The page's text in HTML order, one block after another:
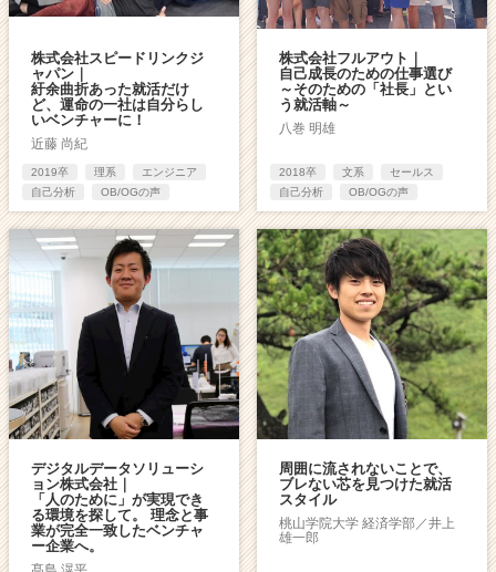
株式会社スピードリンクジ
ャパン｜
紆余曲折あった就活だけ
ど、運命の一社は自分らし
いベンチャーに！
近藤 尚紀
2019卒 理系
エンジニア
自己分析
OB/OGの声
株式会社フルアウト｜
自己成長のための仕事選び
～そのための「社長」とい
う就活軸～
八巻 明雄
2018卒 文系
セールス
自己分析
OB/OGの声
デジタルデータソリューシ
ョン株式会社｜
「人のために」が実現でき
る環境を探して。 理念と事
業が完全一致したベンチャ
ー企業へ。
周囲に流されないことで、
ブレない芯を見つけた就活
スタイル
桃山学院大学 経済学部／井上
雄一郎